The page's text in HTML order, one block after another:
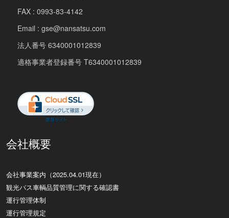
FAX : 0993-83-4142
Email : gse@nansatsu.com
法人番号 6340001012839
適格事業者登録番号 T6340001012839
会社概要
会社事業案内（2025.04.01現在）
観光バス車輌品質管理に関する確認書
運行管理体制
運行管理規定